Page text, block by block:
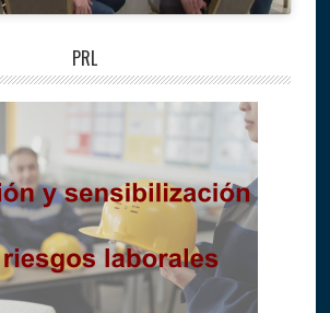
PRL